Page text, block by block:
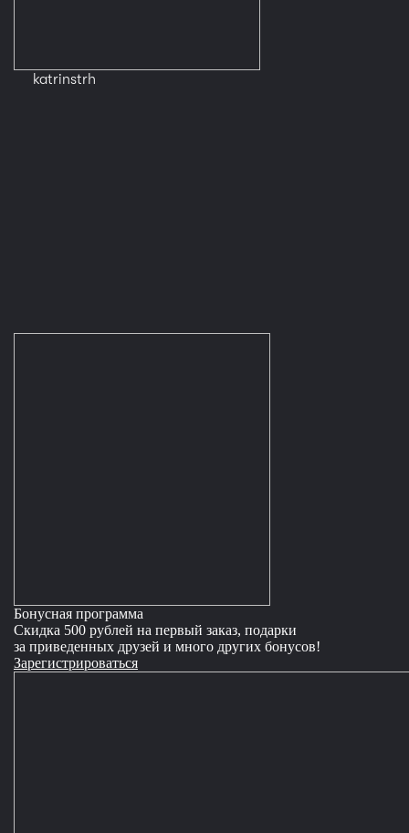
katrinstrh
Бонусная программа
Скидка 500 рублей на первый заказ, подарки
за приведенных друзей и много других бонусов!
Зарегистрироваться